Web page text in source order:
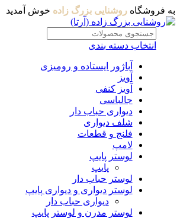
به فروشگاه روشنایی بزرگ زاده خوش آمدید
انتخاب دسته بندی
آباژور ایستاده و رومیزی
آویز
آویز کنفی
جالباسی
دیواری حباب دار
شلف دیواری
فلنج و قطعات
لامپ
لوستر پایپ
پایپ
لوستر حباب دار
لوستر دیواری و دیواری پایپ
دیواری حباب دار
لوستر مدرن و لوستر پایپ